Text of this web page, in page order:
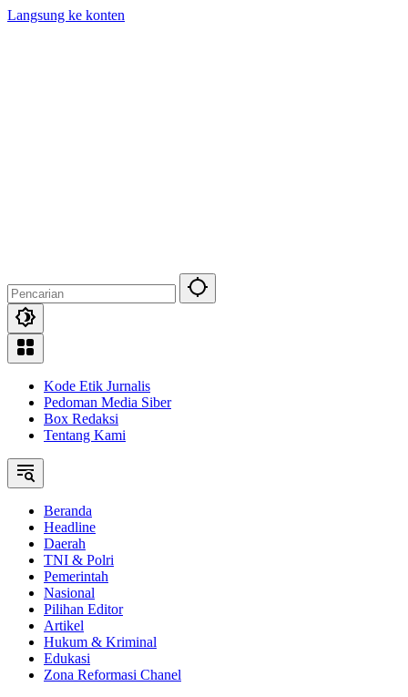
Langsung ke konten
Kode Etik Jurnalis
Pedoman Media Siber
Box Redaksi
Tentang Kami
Beranda
Headline
Daerah
TNI & Polri
Pemerintah
Nasional
Pilihan Editor
Artikel
Hukum & Kriminal
Edukasi
Zona Reformasi Chanel